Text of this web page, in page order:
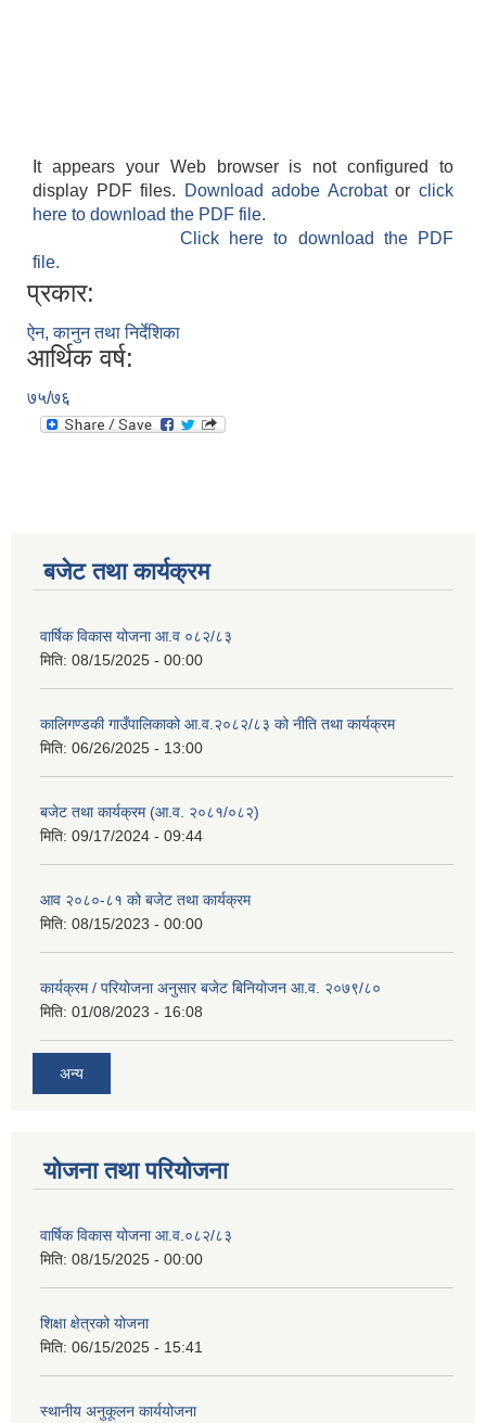
It appears your Web browser is not configured to
display PDF files.
Download adobe Acrobatorclick
here to download the PDF file.
Click here to download the PDF
file.
प्रकार:
ऐन, कानुन तथा निर्देशिका
आर्थिक वर्ष:
७५/७६
बजेट तथा कार्यक्रम
वार्षिक विकास योजना आ.व ०८२/८३
मिति: 08/15/2025 - 00:00
कालिगण्डकी गाउँपालिकाको आ.व.२०८२/८३ को नीति तथा कार्यक्रम
मिति: 06/26/2025 - 13:00
बजेट तथा कार्यक्रम (आ.व. २०८१/०८२)
मिति: 09/17/2024 - 09:44
आव २०८०-८१ को बजेट तथा कार्यक्रम
मिति: 08/15/2023 - 00:00
कार्यक्रम / परियोजना अनुसार बजेट बिनियोजन आ.व. २०७९/८०
मिति: 01/08/2023 - 16:08
अन्य
योजना तथा परियोजना
वार्षिक विकास योजना आ.व.०८२/८३
मिति: 08/15/2025 - 00:00
शिक्षा क्षेत्रको योजना
मिति: 06/15/2025 - 15:41
स्थानीय अनुकूलन कार्ययोजना